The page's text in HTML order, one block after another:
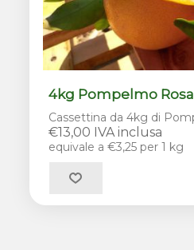
4kg Pompelmo Rosa
Cassettina da 4kg di
€13,00 IVA inclusa
equivale a €3,25 per 1 kg